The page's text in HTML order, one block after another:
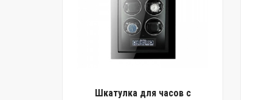
Шкатулка для часов с